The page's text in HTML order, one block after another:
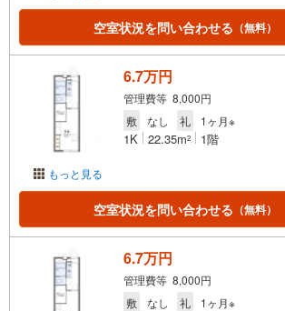
空室状況を問い合わせる （無料）
もっと見る
6.7万円
管理費等 8,000円
敷
なし 礼 1ヶ月※
1K 22.35m2 1階
空室状況を問い合わせる （無料）
6.7万円
管理費等 8,000円
敷
なし 礼 1ヶ月※